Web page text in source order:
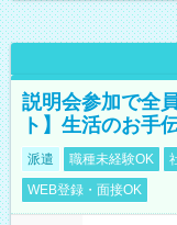
説明会参加で全
ト】生活のお手
派遣 職種未経験OK
WEB登録・面接OK